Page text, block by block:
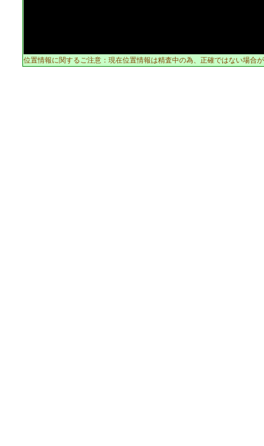
位置情報に関するご注意：現在位置情報は精査中の為、正確ではない場合